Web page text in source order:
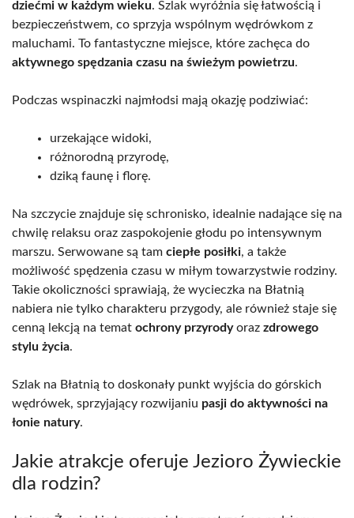
dziećmi w każdym wieku. Szlak wyróżnia się łatwością i
bezpieczeństwem, co sprzyja wspólnym wędrówkom z
maluchami. To fantastyczne miejsce, które zachęca do
aktywnego spędzania czasu na świeżym powietrzu.
Podczas wspinaczki najmłodsi mają okazję podziwiać:
urzekające widoki,
różnorodną przyrodę,
dziką faunę i florę.
Na szczycie znajduje się schronisko, idealnie nadające się na
chwilę relaksu oraz zaspokojenie głodu po intensywnym
marszu. Serwowane są tam ciepłe posiłki, a także
możliwość spędzenia czasu w miłym towarzystwie rodziny.
Takie okoliczności sprawiają, że wycieczka na Błatnią
nabiera nie tylko charakteru przygody, ale również staje się
cenną lekcją na temat ochrony przyrodyoraz zdrowego
stylu życia.
Szlak na Błatnią to doskonały punkt wyjścia do górskich
wędrówek, sprzyjający rozwijaniu pasji do aktywności na
łonie natury.
Jakie atrakcje oferuje Jezioro Żywieckie
dla rodzin?